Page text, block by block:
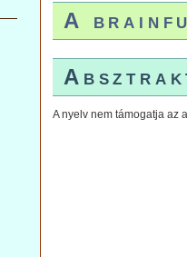
A
A nyelv nem támogatja az